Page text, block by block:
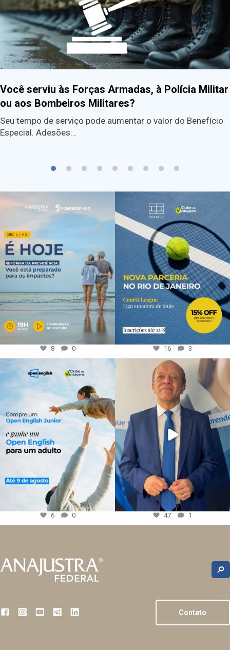
Você serviu às Forças Armadas, à Polícia Militar
ou aos Bombeiros Militares?
Seu tempo de serviço pode aumentar o valor do Benefício
Especial. Adesões…
8 0 16 3
6 0 47 1
Contato